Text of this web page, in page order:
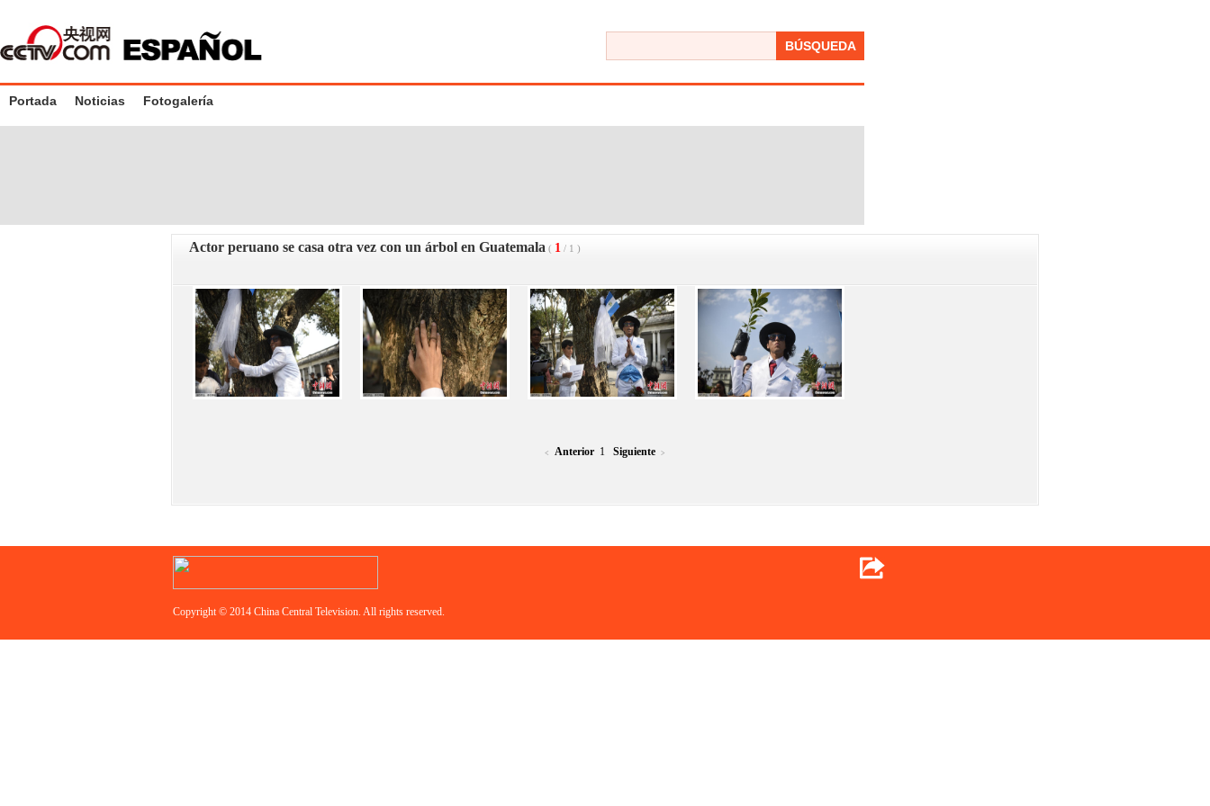
BÚSQUEDA
Portada Noticias Fotogalería
Actor peruano se casa otra vez con un árbol en Guatemala ( 1 / 1 )
< Anterior 1 Siguiente >
Copyright © 2014 China Central Television. All rights reserved.